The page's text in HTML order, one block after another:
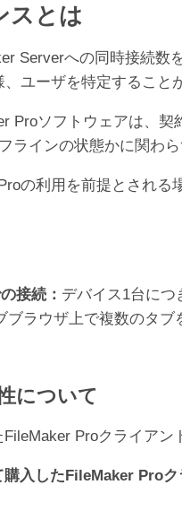
スとは
Serverへの同時接続
ユーザを特定すること
Proソフトウェアは、
ラインの状態かに関わ
の利用を前提とされ
接続： デバイス1台につ
ブラウザ上で複数のタブ
について
Proクライア
入したFileMaker Pro